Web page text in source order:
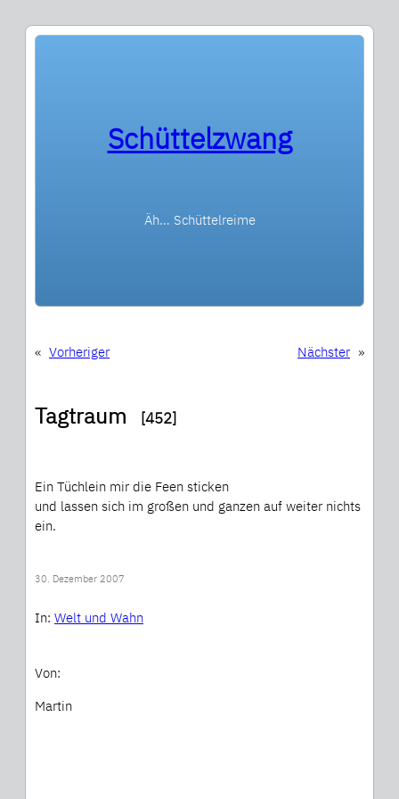
Schüttelzwang
Äh… Schüttelreime
« Vorheriger Nächster »
Tagtraum [452]
Ein Tüchlein mir die Feen sticken
und lassen sich im großen und ganzen auf weiter nichts
ein.
30. Dezember 2007
In: Welt und Wahn
Von:
Martin